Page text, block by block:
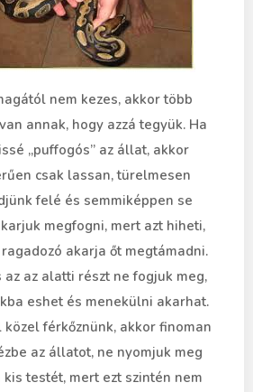
nem kezes, akkor több
annak, hogy azzá tegyük. Ha
„puffogós” az állat, akkor
csak lassan, türelmesen
felé és semmiképpen se
megfogni, mert azt hiheti,
akarja őt megtámadni.
az az alatti részt ne fogjuk meg,
eshet és menekülni akarhat.
közel férkőznünk, akkor finoman
az állatot, ne nyomjuk meg
kis testét, mert ezt szintén nem